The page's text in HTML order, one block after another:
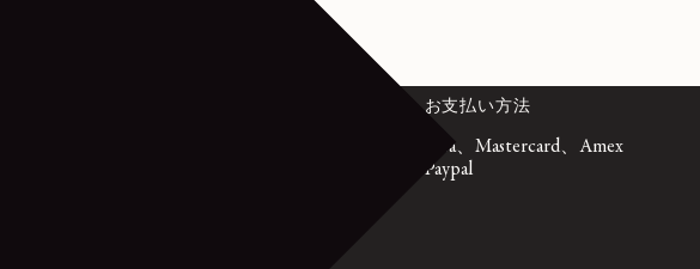
お支払い方法
Visa、Mastercard、Amex
Paypal